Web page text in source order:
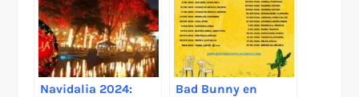
Navidalia 2024:
Bad Bunny en